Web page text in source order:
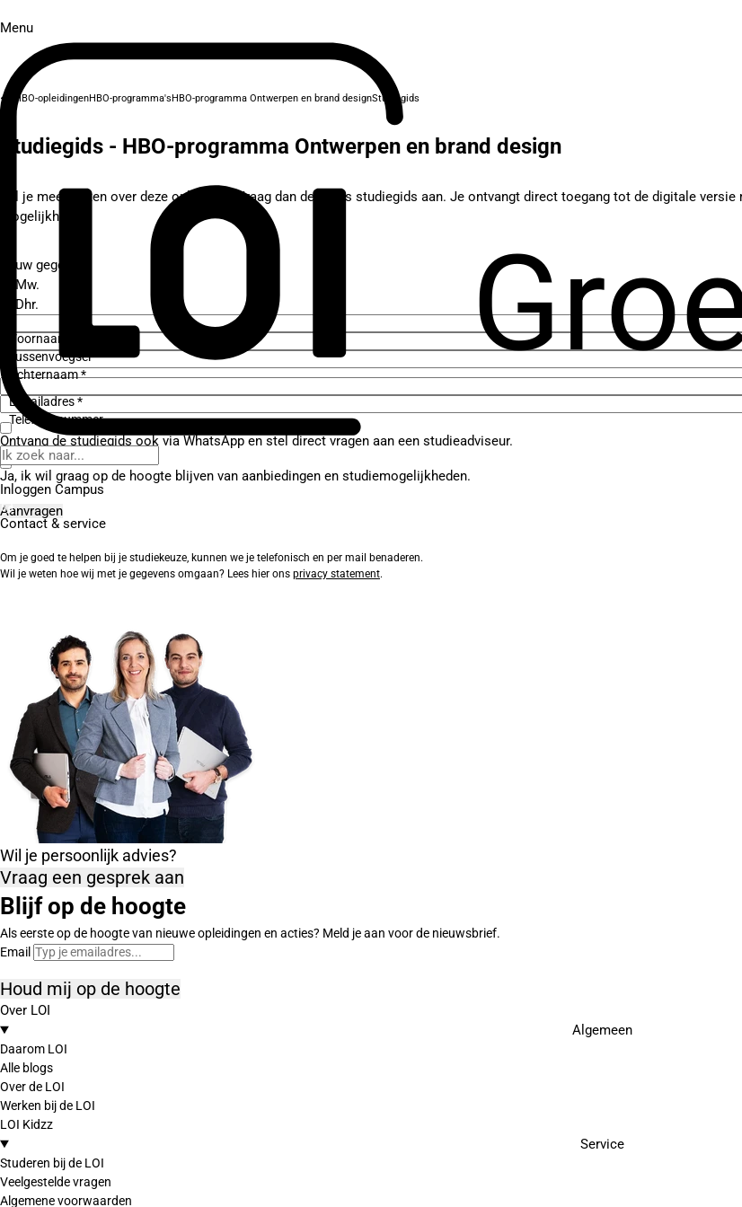
Menu
Inloggen Campus
Contact & service
HBO-opleidingenHBO-programma'sHBO-programma Ontwerpen en brand designStudiegids
Studiegids - HBO-programma Ontwerpen en brand design
Wil je meer weten over deze opleiding? Vraag dan de gratis studiegids aan. Je ontvangt direct toegang tot de digitale
mogelijkheden.
Jouw gegevens
Mw.
Dhr.
Voornaam *
Tussenvoegsel
Achternaam *
E-mailadres *
Telefoonnummer
Ontvang de studiegids ook via WhatsApp en stel direct vragen aan een studieadviseur.
Ja, ik wil graag op de hoogte blijven van aanbiedingen en studiemogelijkheden.
Om je goed te helpen bij je studiekeuze, kunnen we je telefonisch en per mail benaderen.
Wil je weten hoe wij met je gegevens omgaan? Lees hier ons privacy statement.
Wil je persoonlijk advies?
Vraag een gesprek aan
Blijf op de hoogte
Als eerste op de hoogte van nieuwe opleidingen en acties? Meld je aan voor de nieuwsbrief.
Email
Houd mij op de hoogte
Over LOI
Algemeen
Daarom LOI
Alle blogs
Over de LOI
Werken bij de LOI
LOI Kidzz
Service
Studeren bij de LOI
Veelgestelde vragen
Algemene voorwaarden